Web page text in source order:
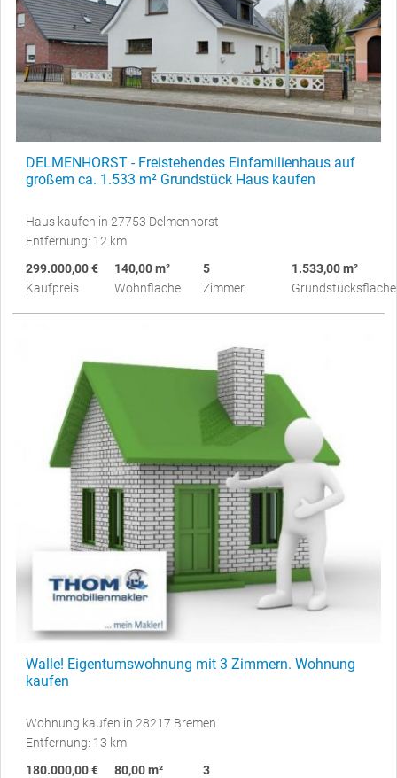
DELMENHORST - Freistehendes Einfamilienhaus auf
großem ca. 1.533 m² Grundstück Haus kaufen
Haus kaufen in 27753 Delmenhorst
Entfernung: 12 km
299.000,00 €
Kaufpreis
140,00 m²
Wohnfläche
5
Zimmer
1.533,00 m²
Grundstücksfläche
Walle! Eigentumswohnung mit 3 Zimmern. Wohnung
kaufen
Wohnung kaufen in 28217 Bremen
Entfernung: 13 km
180.000,00 €
80,00 m²
3